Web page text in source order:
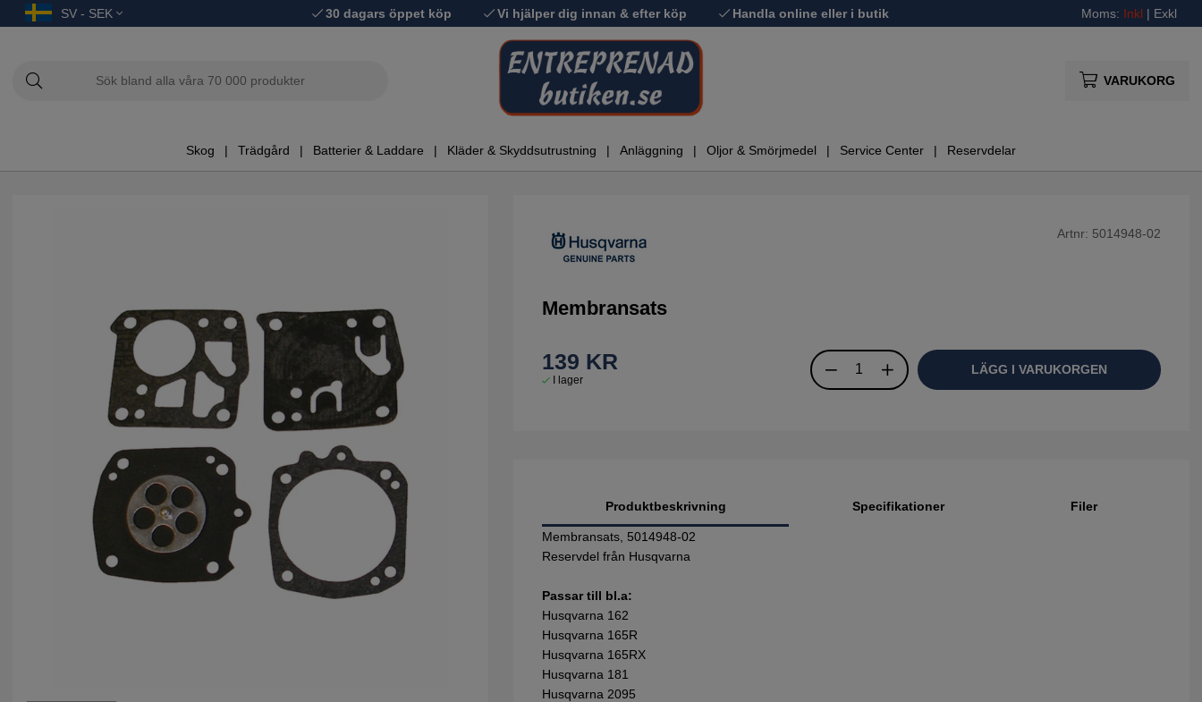
SV - SEK 30 dagars öppet köp Vi hjälper dig innan & efter köp Handla online eller i butik Moms: Inkl | Exkl
VARUKORG
Skog Trädgård Batterier & Laddare Kläder & Skyddsutrustning Anläggning Oljor & Smörjmedel Service Center Reservdelar
Artnr: 5014948-02
Membransats
139 KR
I lager
LÄGG I VARUKORGEN
Produktbeskrivning
Membransats, 5014948-02
Reservdel från Husqvarna
Passar till bl.a:
Husqvarna 162
Husqvarna 165R
Husqvarna 165RX
Husqvarna 181
Husqvarna 2095
Specifikationer Filer